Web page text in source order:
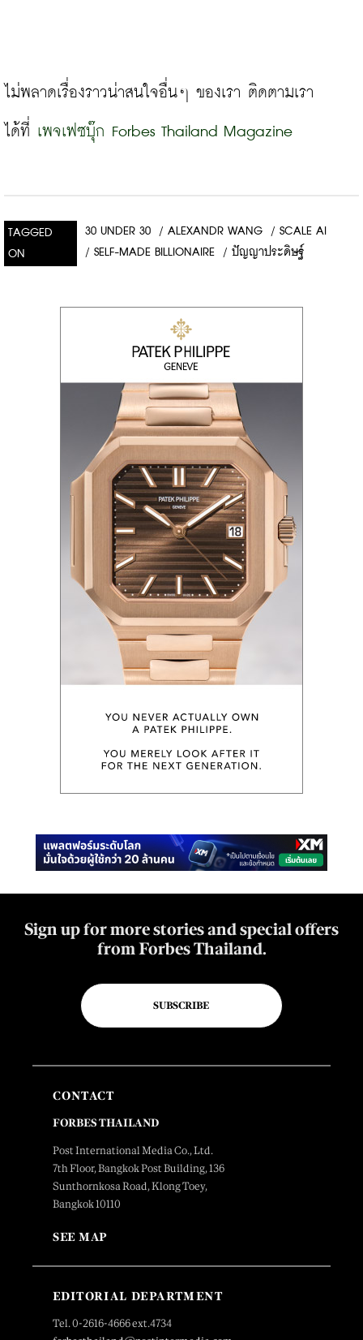
ไม่พลาดเรื่องราวน่าสนใจอื่นๆ ของเรา ติดตามเรา
ได้ที่ เพจเฟซบุ๊ก Forbes Thailand Magazine
TAGGED
ON
30 UNDER 30 / ALEXANDR WANG / SCALE AI
/ SELF-MADE BILLIONAIRE / ปัญญาประดิษฐ์
Sign up for more stories and special offers
from Forbes Thailand.
SUBSCRIBE
CONTACT
FORBES THAILAND
Post International Media Co., Ltd.
7th Floor, Bangkok Post Building, 136
Sunthornkosa Road, Klong Toey,
Bangkok 10110
SEE MAP
EDITORIAL DEPARTMENT
Tel. 0-2616-4666 ext.4734